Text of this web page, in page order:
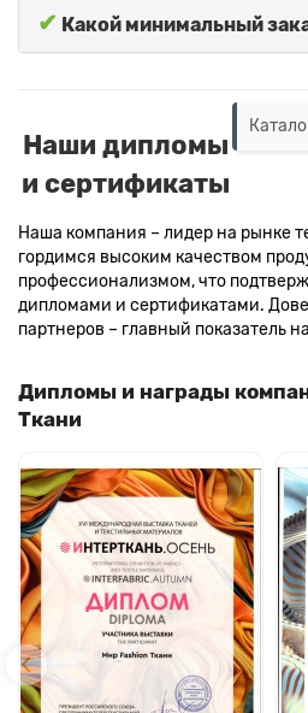
✔ Какой минимальный
Наши дипломы
и сертификаты
Наша компания – лидер на рынке
гордимся высоким качеством
профессионализмом, что
дипломами и сертификатами.
партнеров – главный показатель
Дипломы и награды
Ткани